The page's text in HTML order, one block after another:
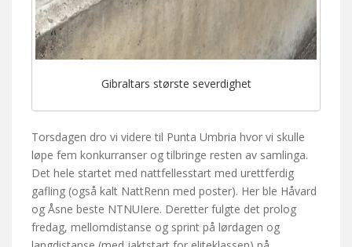
Gibraltars største severdighet
Torsdagen dro vi videre til Punta Umbria hvor vi skulle
løpe fem konkurranser og tilbringe resten av samlinga.
Det hele startet med nattfellesstart med urettferdig
gafling (også kalt NattRenn med poster). Her ble Håvard
og Åsne beste NTNUIere. Deretter fulgte det prolog
fredag, mellomdistanse og sprint på lørdagen og